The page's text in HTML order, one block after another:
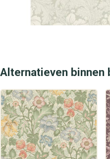
Alternatieven binnen